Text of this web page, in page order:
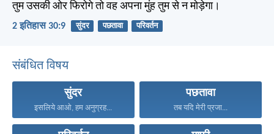
तुम उसकी ओर फिरोगे तो वह अपना मुंह तुम से न मोड़ेगा।
2 इतिहास 30:9 सुंदर पछतावा परिवर्तन
संबंधित विषय
सुंदर
इसलिये आओ, हम अनुग्रह...
पछतावा
तब यदि मेरी प्रजा...